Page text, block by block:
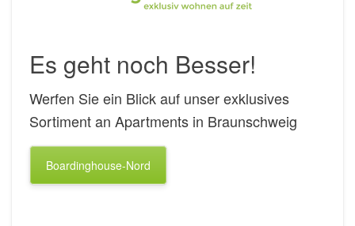
Es geht noch Besser!
Werfen Sie ein Blick auf unser exklusives
Sortiment an Apartments in Braunschweig
Boardinghouse-Nord